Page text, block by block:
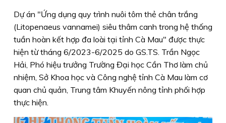
Dự án "Ứng dụng quy trình nuôi tôm thẻ chân trắng
(Litopenaeus vannamei) siêu thâm canh trong hệ thống
tuần hoàn kết hợp đa loài tại tỉnh Cà Mau" được thực
hiện từ tháng 6/2023-6/2025 do GS.TS. Trần Ngọc
Hải, Phó hiệu trưởng Trường Đại học Cần Thơ làm chủ
nhiệm, Sở Khoa học và Công nghệ tỉnh Cà Mau làm cơ
quan chủ quản, Trung tâm Khuyến nông tỉnh phối hợp
thực hiện.